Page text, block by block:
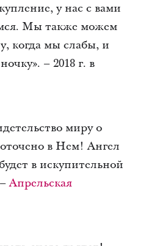
у нас с вами
Мы также можем
когда мы слабы, и
– 2018 г. в
миру о
в Нем! Ангел
в искупительной
–Апрельская